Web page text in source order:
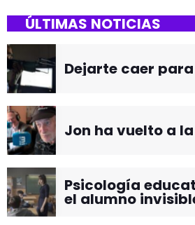
ÚLTIMAS NOTICIAS
Dejarte caer
Jon ha vuelto a
Psicología
el alumno